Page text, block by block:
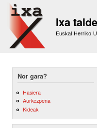
Ixa
Euskal Herriko
Nor gara?
Hasiera
Aurkezpena
Kideak